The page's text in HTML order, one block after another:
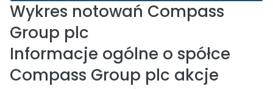
Wykres notowań Compass
Group plc
Informacje ogólne o spółce
Compass Group plc akcje